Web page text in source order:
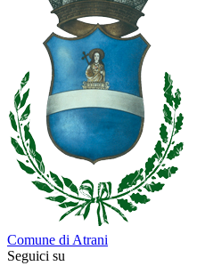
Comune di Atrani
Seguici su